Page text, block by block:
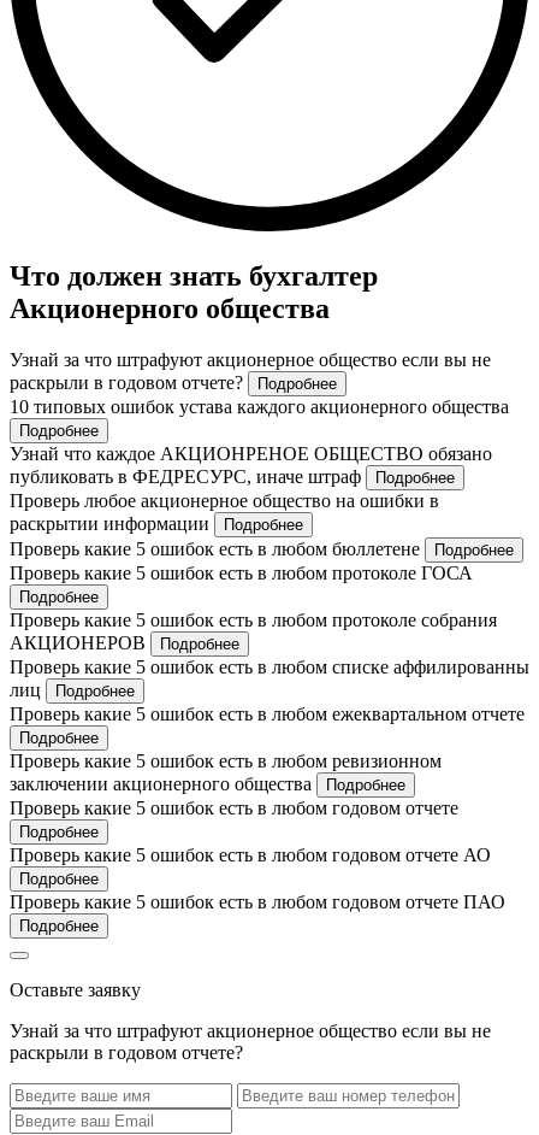
Что должен знать бухгалтер
Акционерного общества
Узнай за что штрафуют акционерное общество если вы не
раскрыли в годовом отчете?
Подробнее
10 типовых ошибок устава каждого акционерного общества
Подробнее
Узнай что каждое АКЦИОНРЕНОЕ ОБЩЕСТВО обязано
публиковать в ФЕДРЕСУРС, иначе штраф
Подробнее
Проверь любое акционерное общество на ошибки в
раскрытии информации
Подробнее
Проверь какие 5 ошибок есть в любом бюллетене Подробнее
Проверь какие 5 ошибок есть в любом протоколе ГОСА
Подробнее
Проверь какие 5 ошибок есть в любом протоколе собрания
АКЦИОНЕРОВ
Подробнее
Проверь какие 5 ошибок есть в любом списке аффилированны
лиц
Подробнее
Проверь какие 5 ошибок есть в любом ежеквартальном отчете
Подробнее
Проверь какие 5 ошибок есть в любом ревизионном
заключении акционерного общества
Подробнее
Проверь какие 5 ошибок есть в любом годовом отчете
Подробнее
Проверь какие 5 ошибок есть в любом годовом отчете АО
Подробнее
Проверь какие 5 ошибок есть в любом годовом отчете ПАО
Подробнее
Оставьте заявку
Узнай за что штрафуют акционерное общество если вы не
раскрыли в годовом отчете?